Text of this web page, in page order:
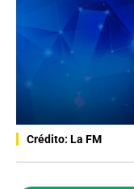
Crédito: La FM